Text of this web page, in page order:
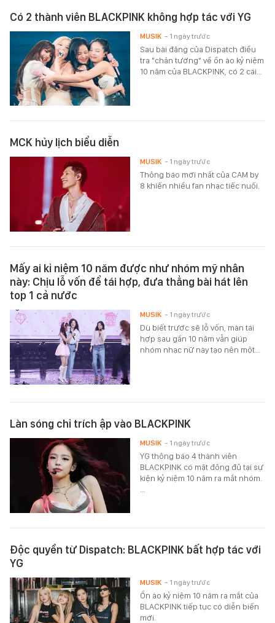
Có 2 thành viên BLACKPINK không hợp tác với YG
Sau bài đăng của Dispatch điều
tra "chân tướng" về ồn ào kỷ niệm
10 năm của BLACKPINK, có 2 cái…
MUSIK - 1 ngày trước
MCK hủy lịch biểu diễn
Thông báo mới nhất của CAM by
8 khiến nhiều fan nhạc tiếc nuối.
MUSIK - 1 ngày trước
Mấy ai kỉ niệm 10 năm được như nhóm mỹ nhân
này: Chịu lỗ vốn để tái hợp, đưa thẳng bài hát lên
top 1 cả nước
Dù biết trước sẽ lỗ vốn, màn tái
hợp sau gần 10 năm vẫn giúp
nhóm nhạc nữ này tạo nên một…
MUSIK - 1 ngày trước
Làn sóng chỉ trích ập vào BLACKPINK
YG thông báo 4 thành viên
BLACKPINK có mặt đông đủ tại sự
kiện kỷ niệm 10 năm ra mắt nhóm.
MUSIK - 1 ngày trước
Độc quyền từ Dispatch: BLACKPINK bất hợp tác với
YG
Ồn ào kỷ niệm 10 năm ra mắt của
BLACKPINK tiếp tục có diễn biến
mới.
MUSIK - 1 ngày trước